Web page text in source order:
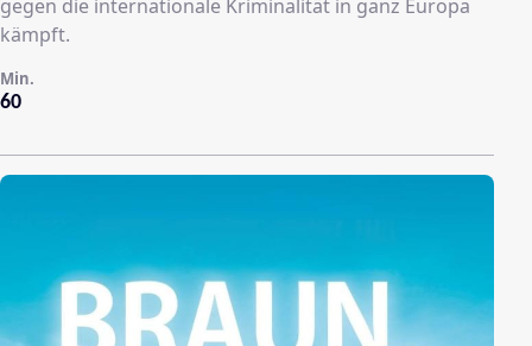
gegen die internationale Kriminalität in ganz Europa
kämpft.
60
Min.